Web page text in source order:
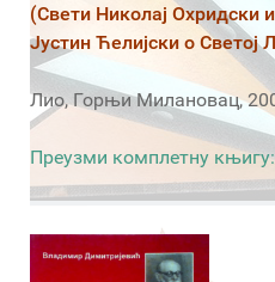
(Свети Николај Охридски
Јустин Ћелијски о Светој
Лио, Горњи Милановац,
Преузми комплетну